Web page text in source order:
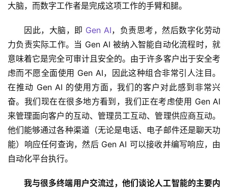
大脑，而数字工作者是完成这项工作的手臂和腿。
因此，大脑，即 Gen AI，负责思考，然后数字化劳动
力负责实际工作。当 Gen AI 被纳入智能自动化流程时，就
意味着它是完全可审计且安全的。由于许多客户出于安全考
虑而不愿全面使用 Gen AI，因此这种组合非常引人注目。
在推动 Gen AI 的使用方面，我们的客户对此感到非常兴
奋。我们现在在很多地方看到，我们正在考虑使用 Gen AI
来管理面向客户的互动、管理员工互动、管理供应商互动。
他们能够通过各种渠道（无论是电话、电子邮件还是聊天功
能）响应任何查询，然后 Gen AI 可以接收并编写响应，由
自动化平台执行。
我与很多终端用户交流过，他们谈论人工智能的主要内